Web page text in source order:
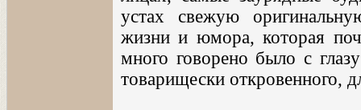
устах свежую
жизни и юмора, которая
много говорено было с
товарищески откровенного,